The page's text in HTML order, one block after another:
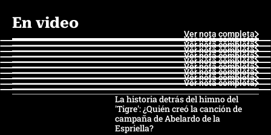
En video
Ver nota completa
Ver nota completa
Ver nota completa
Ver nota completa
Ver nota completa
Ver nota completa
Ver nota completa
Ver nota completa
Ver nota completa
Ver nota completa
La historia detrás del himno del
'Tigre': ¿Quién creó la canción de
campaña de Abelardo de la
Espriella?